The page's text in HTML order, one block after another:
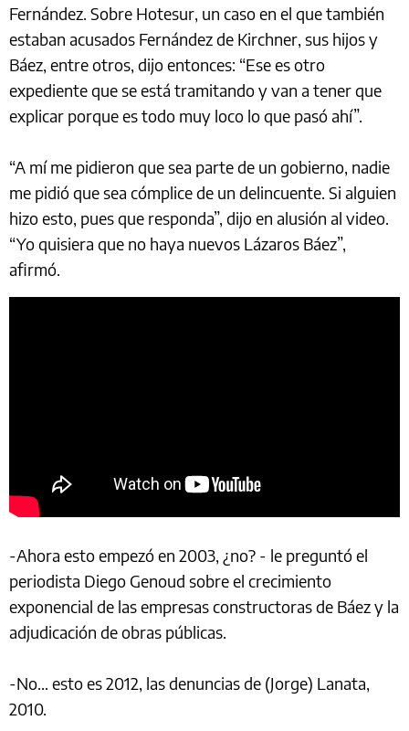
Fernández. Sobre Hotesur, un caso en el que también
estaban acusados Fernández de Kirchner, sus hijos y
Báez, entre otros, dijo entonces: “Ese es otro
expediente que se está tramitando y van a tener que
explicar porque es todo muy loco lo que pasó ahí”.
“A mí me pidieron que sea parte de un gobierno, nadie
me pidió que sea cómplice de un delincuente. Si alguien
hizo esto, pues que responda”, dijo en alusión al video.
“Yo quisiera que no haya nuevos Lázaros Báez”,
afirmó.
-Ahora esto empezó en 2003, ¿no? - le preguntó el
periodista Diego Genoud sobre el crecimiento
exponencial de las empresas constructoras de Báez y la
adjudicación de obras públicas.
-No… esto es 2012, las denuncias de (Jorge) Lanata,
2010.